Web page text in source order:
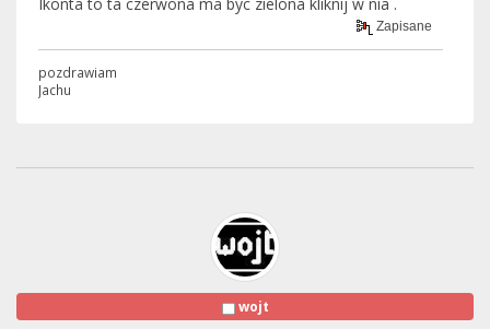
Zapisane
pozdrawiam
Jachu
wojt